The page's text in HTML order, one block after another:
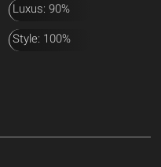
Luxus: 90%
Style: 100%